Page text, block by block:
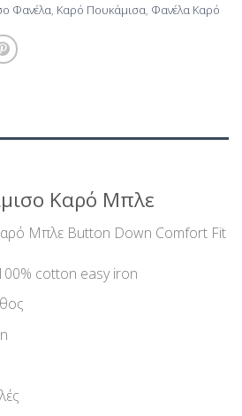
Φανέλα, Καρό Πουκάμισα, Φανέλα Καρό
Καρό Μπλε
Μπλε Button Down Comfort Fit
cotton easy iron